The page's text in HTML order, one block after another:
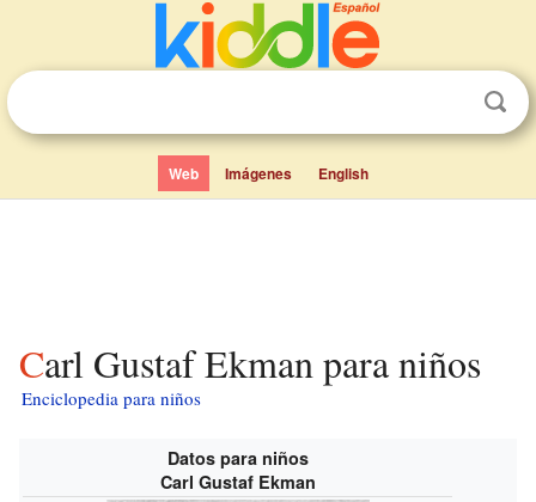
Web Imágenes English
Carl Gustaf Ekman para niños
Enciclopedia para niños
Datos para niños
Carl Gustaf Ekman